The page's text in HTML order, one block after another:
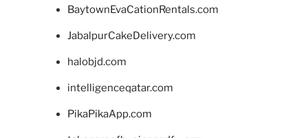
BaytownEvaCationRentals.com
JabalpurCakeDelivery.com
halobjd.com
intelligenceqatar.com
PikaPikaApp.com